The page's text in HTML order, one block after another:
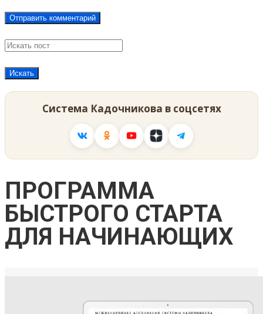
Система Кадочникова в соцсетях
ПРОГРАММА
БЫСТРОГО СТАРТА
ДЛЯ НАЧИНАЮЩИХ